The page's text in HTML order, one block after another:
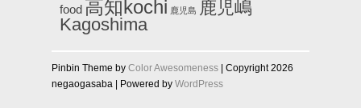
food 高知kochi 鹿児島 鹿児嶋
Kagoshima
Pinbin Theme by Color Awesomeness | Copyright 2026
negaogasaba | Powered by WordPress